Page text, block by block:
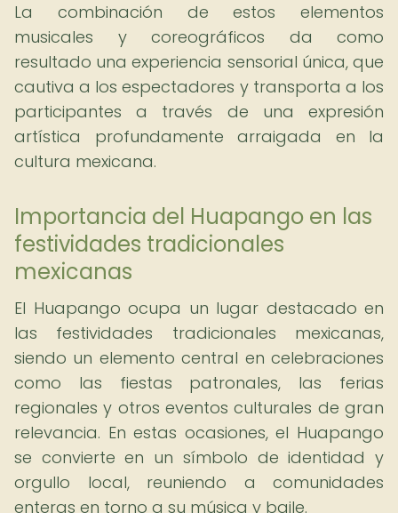
La combinación de estos elementos
musicales y coreográficos da como
resultado una experiencia sensorial única, que
cautiva a los espectadores y transporta a los
participantes a través de una expresión
artística profundamente arraigada en la
cultura mexicana.
Importancia del Huapango en las
festividades tradicionales
mexicanas
El Huapango ocupa un lugar destacado en
las festividades tradicionales mexicanas,
siendo un elemento central en celebraciones
como las fiestas patronales, las ferias
regionales y otros eventos culturales de gran
relevancia. En estas ocasiones, el Huapango
se convierte en un símbolo de identidad y
orgullo local, reuniendo a comunidades
enteras en torno a su música y baile.